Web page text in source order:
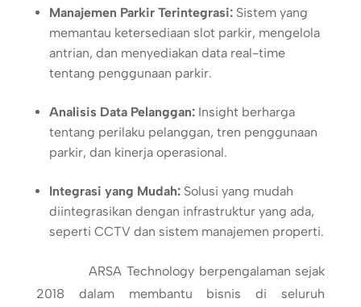
Manajemen Parkir Terintegrasi:Sistem yang
memantau ketersediaan slot parkir, mengelola
antrian, dan menyediakan data real-time
tentang penggunaan parkir.
Analisis Data Pelanggan:Insight berharga
tentang perilaku pelanggan, tren penggunaan
parkir, dan kinerja operasional.
Integrasi yang Mudah:Solusi yang mudah
diintegrasikan dengan infrastruktur yang ada,
seperti CCTV dan sistem manajemen properti.
ARSA Technology berpengalaman sejak
2018 dalam membantu bisnis di seluruh